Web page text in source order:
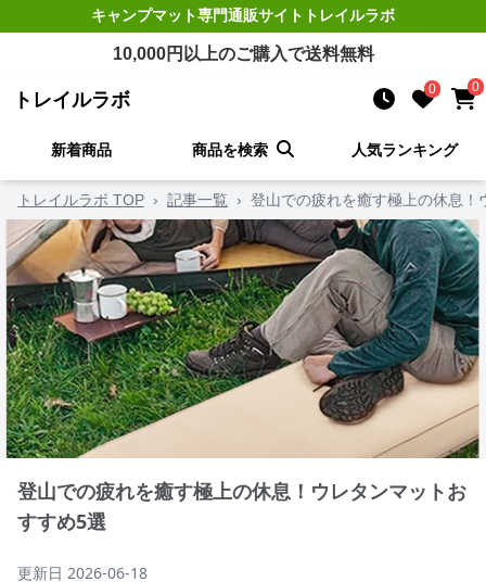
キャンプマット専門通販サイト トレイルラボ
10,000円以上のご購入で送料無料
トレイルラボ 0 0
新着商品 商品を検索 人気ランキング
トレイルラボ TOP › 記事一覧 › 登山での疲れを癒す極上の休息！
登山での疲れを癒す極上の休息！ウレタンマットお
すすめ5選
更新日 2026-06-18